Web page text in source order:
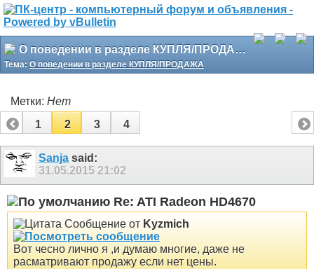
О поведении в разделе КУПЛЯ/ПРОДАЖА
Тема: О поведении в разделе КУПЛЯ/ПРОДАЖА
Метки: Нет
1
2 3 4
Sanja said:
31.05.2015 21:02
Re: ATI Radeon HD4670
Сообщение от Kyzmich
Вот чесно лично я ,и думаю многие, даже не
расматривают продажу если нет цены.